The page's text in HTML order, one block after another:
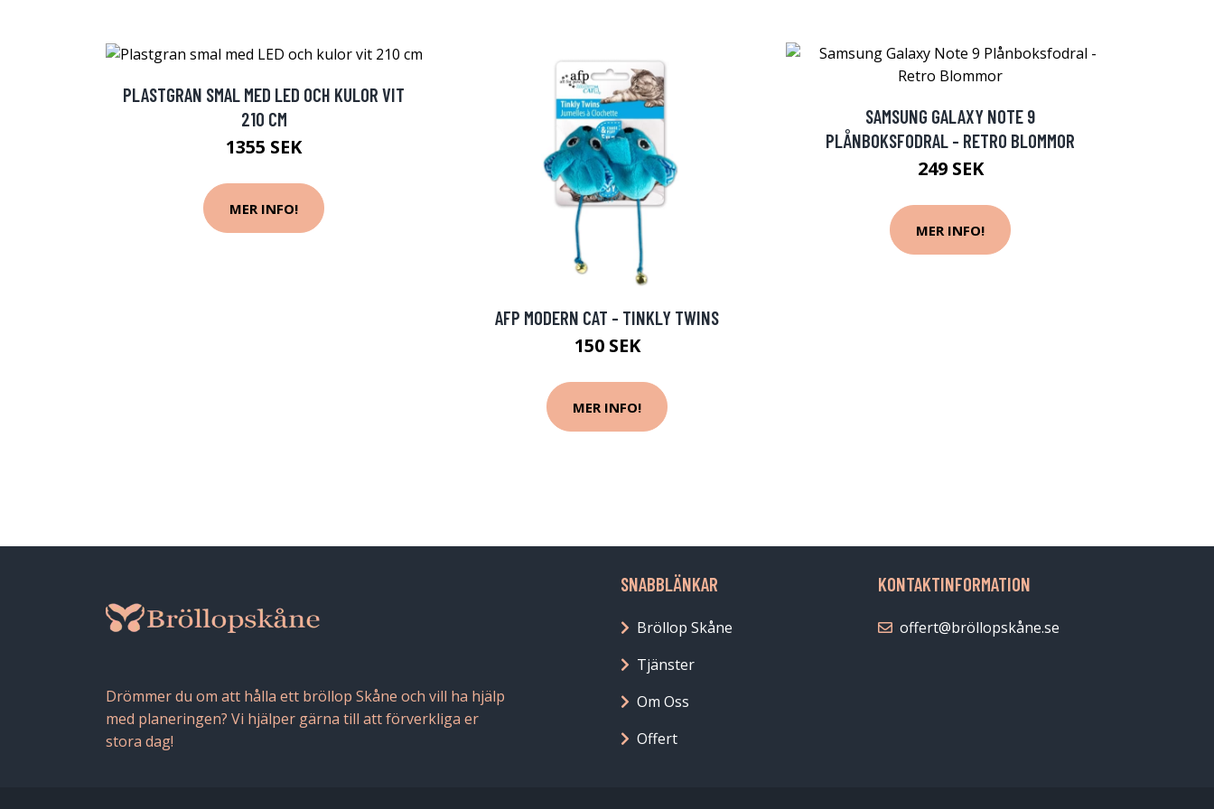
PLASTGRAN SMAL MED LED OCH KULOR VIT
210 CM
1355 SEK
MER INFO!
AFP MODERN CAT - TINKLY TWINS
150 SEK
MER INFO!
SAMSUNG GALAXY NOTE 9
PLÅNBOKSFODRAL - RETRO BLOMMOR
249 SEK
MER INFO!
Drömmer du om att hålla ett bröllop Skåne och vill ha hjälp
med planeringen? Vi hjälper gärna till att förverkliga er
stora dag!
SNABBLÄNKAR
Bröllop Skåne
Tjänster
Om Oss
Offert
KONTAKTINFORMATION
offert@bröllopskåne.se